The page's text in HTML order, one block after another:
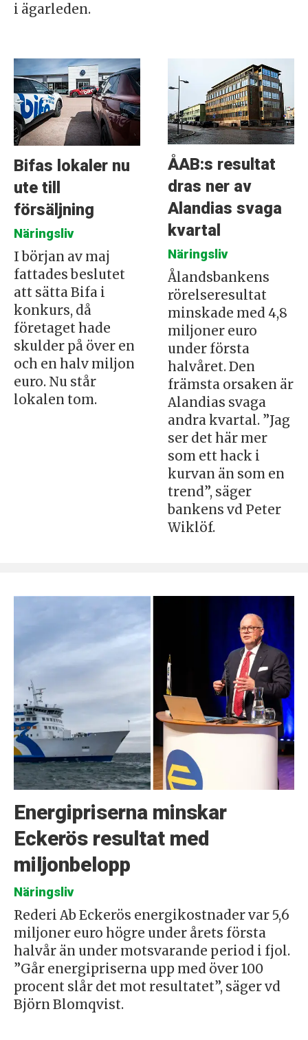
i ägarleden.
Bifas lokaler nu
ute till
försäljning
Näringsliv
I början av maj
fattades beslutet
att sätta Bifa i
konkurs, då
företaget hade
skulder på över en
och en halv miljon
euro. Nu står
lokalen tom.
ÅAB:s resultat
dras ner av
Alandias svaga
kvartal
Näringsliv
Ålandsbankens
rörelseresultat
minskade med 4,8
miljoner euro
under första
halvåret. Den
främsta orsaken är
Alandias svaga
andra kvartal. ”Jag
ser det här mer
som ett hack i
kurvan än som en
trend”, säger
bankens vd Peter
Wiklöf.
Energipriserna minskar
Eckerös resultat med
miljonbelopp
Näringsliv
Rederi Ab Eckerös energikostnader var 5,6
miljoner euro högre under årets första
halvår än under motsvarande period i fjol.
”Går energipriserna upp med över 100
procent slår det mot resultatet”, säger vd
Björn Blomqvist.